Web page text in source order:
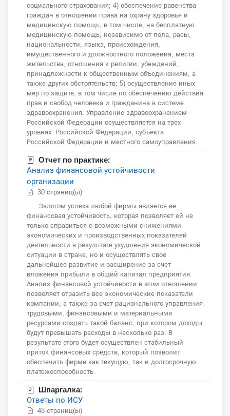
социального страхования; 4) обеспечение равенства
граждан в отношении права на охрану здоровья и
медицинскую помощь, в том числе, на бесплатную
медицинскую помощь, независимо от пола, расы,
национальности, языка, происхождения,
имущественного и должностного положения, места
жительства, отношения к религии, убеждений,
принадлежности к общественным объединениям, а
также других обстоятельств; 5) осуществление иных
мер по защите, в том числе по обеспечению действия
прав и свобод человека и гражданина в системе
здравоохранения. Управление здравоохранением
Российской Федерации осуществляется на трех
уровнях: Российской Федерации, субъекта
Российской Федерации и местного самоуправления.
Отчет по практике:
Анализ финансовой устойчивости
организации
30 страниц(ы)
Залогом успеха любой фирмы является ее
финансовая устойчивость, которая позволяет ей не
только справиться с возможными снижениями
экономических и производственных показателей
деятельности в результате ухудшения экономической
ситуации в стране, но и осуществлять свое
дальнейшее развитие и расширение за счет
вложения прибыли в общий капитал предприятия.
Анализ финансовой устойчивости в этом отношении
позволяет отразить все экономические показатели
компании, а также за счет рационального управления
трудовыми, финансовыми и материальными
ресурсами создать такой баланс, при котором доходы
будут превышать расходы в несколько раз. В
результате этого будет осуществлен стабильный
приток финансовых средств, который позволит
обеспечить фирме как текущую, так и долгосрочную
платежеспособность.
Шпаргалка:
Ответы по ИСУ
48 страниц(ы)